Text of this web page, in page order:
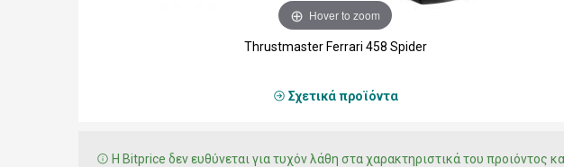
Hover to zoom
Thrustmaster Ferrari 458 Spider
Σχετικά προϊόντα
Η Bitprice δεν ευθύνεται για τυχόν λάθη στα χαρακτηριστικά του